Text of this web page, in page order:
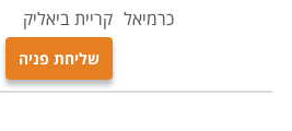
כרמיאל קריית ביאליק
שליחת פניה